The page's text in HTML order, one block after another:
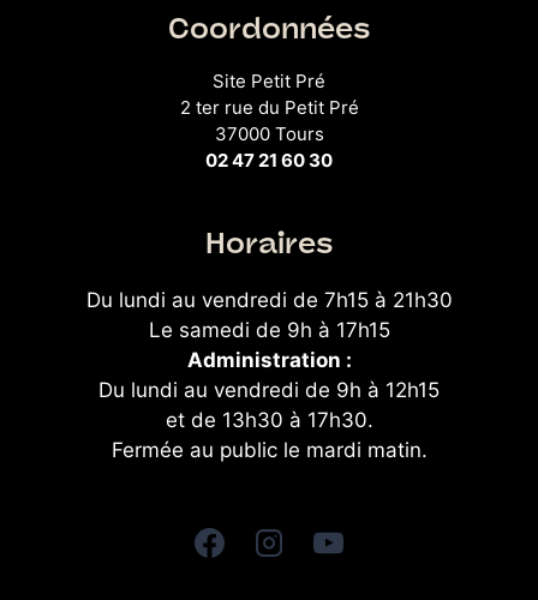
Coordonnées
Site Petit Pré
2 ter rue du Petit Pré
37000 Tours
02 47 21 60 30
Horaires
Du lundi au vendredi de 7h15 à 21h30
Le samedi de 9h à 17h15
Administration :
Du lundi au vendredi de 9h à 12h15
et de 13h30 à 17h30.
Fermée au public le mardi matin.